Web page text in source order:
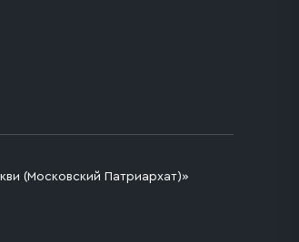
(Московский Патриархат)»